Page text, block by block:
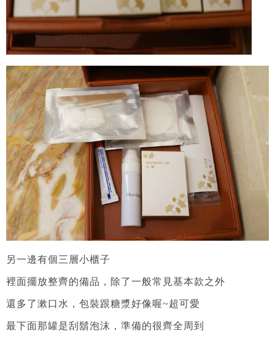
另一邊有個三層小櫃子
裡面擺放整齊的備品，除了一般常見基本款之外
還多了漱口水，包裝跟糖漿好像喔~超可愛
最下面那罐是刮鬍泡沫，準備的很齊全周到